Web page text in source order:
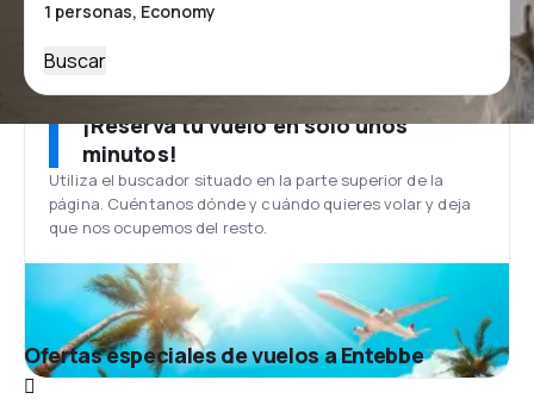
Buscar
¡Reserva tu vuelo en solo unos
minutos!
Utiliza el buscador situado en la parte superior de la
página. Cuéntanos dónde y cuándo quieres volar y deja
que nos ocupemos del resto.
Ofertas especiales de vuelos a Entebbe